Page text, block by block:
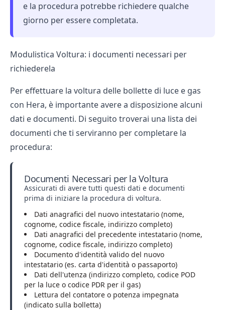
e la procedura potrebbe richiedere qualche
giorno per essere completata.
Modulistica Voltura: i documenti necessari per
richiederela
Per effettuare la voltura delle bollette di luce e gas
con Hera, è importante avere a disposizione alcuni
dati e documenti. Di seguito troverai una lista dei
documenti che ti serviranno per completare la
procedura:
Documenti Necessari per la Voltura
Assicurati di avere tutti questi dati e documenti
prima di iniziare la procedura di voltura.
Dati anagrafici del nuovo intestatario (nome,
cognome, codice fiscale, indirizzo completo)
Dati anagrafici del precedente intestatario (nome,
cognome, codice fiscale, indirizzo completo)
Documento d'identità valido del nuovo
intestatario (es. carta d'identità o passaporto)
Dati dell'utenza (indirizzo completo, codice POD
per la luce o codice PDR per il gas)
Lettura del contatore o potenza impegnata
(indicato sulla bolletta)